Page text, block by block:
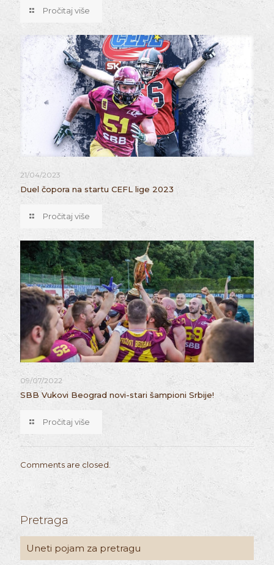
Pročitaj više
21/04/2023
Duel čopora na startu CEFL lige 2023
Pročitaj više
09/07/2022
SBB Vukovi Beograd novi-stari šampioni Srbije!
Pročitaj više
Comments are closed.
Pretraga